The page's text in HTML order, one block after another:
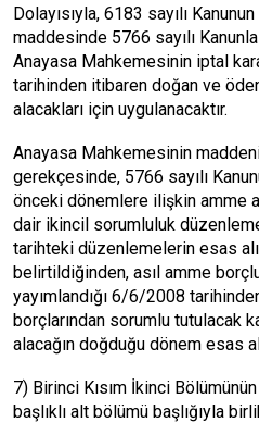
Dolayısıyla, 6183 sayılı
maddesinde 5766 sayılı
Anayasa Mahkemesinin iptal
tarihinden itibaren doğan ve
alacakları için uygulanacaktır.
Anayasa Mahkemesinin
gerekçesinde, 5766 sayılı
önceki dönemlere ilişkin amme
dair ikincil sorumluluk
tarihteki düzenlemelerin esas
belirtildiğinden, asıl amme
yayımlandığı 6/6/2008
borçlarından sorumlu tutulacak
alacağın doğduğu dönem esas
7) Birinci Kısım İkinci Bölümünün
başlıklı alt bölümü başlığıyla